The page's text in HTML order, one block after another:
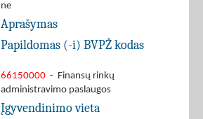
ne
Aprašymas
Papildomas (-i) BVPŽ kodas
66150000 - Finansų rinkų
administravimo paslaugos
Įgyvendinimo vieta